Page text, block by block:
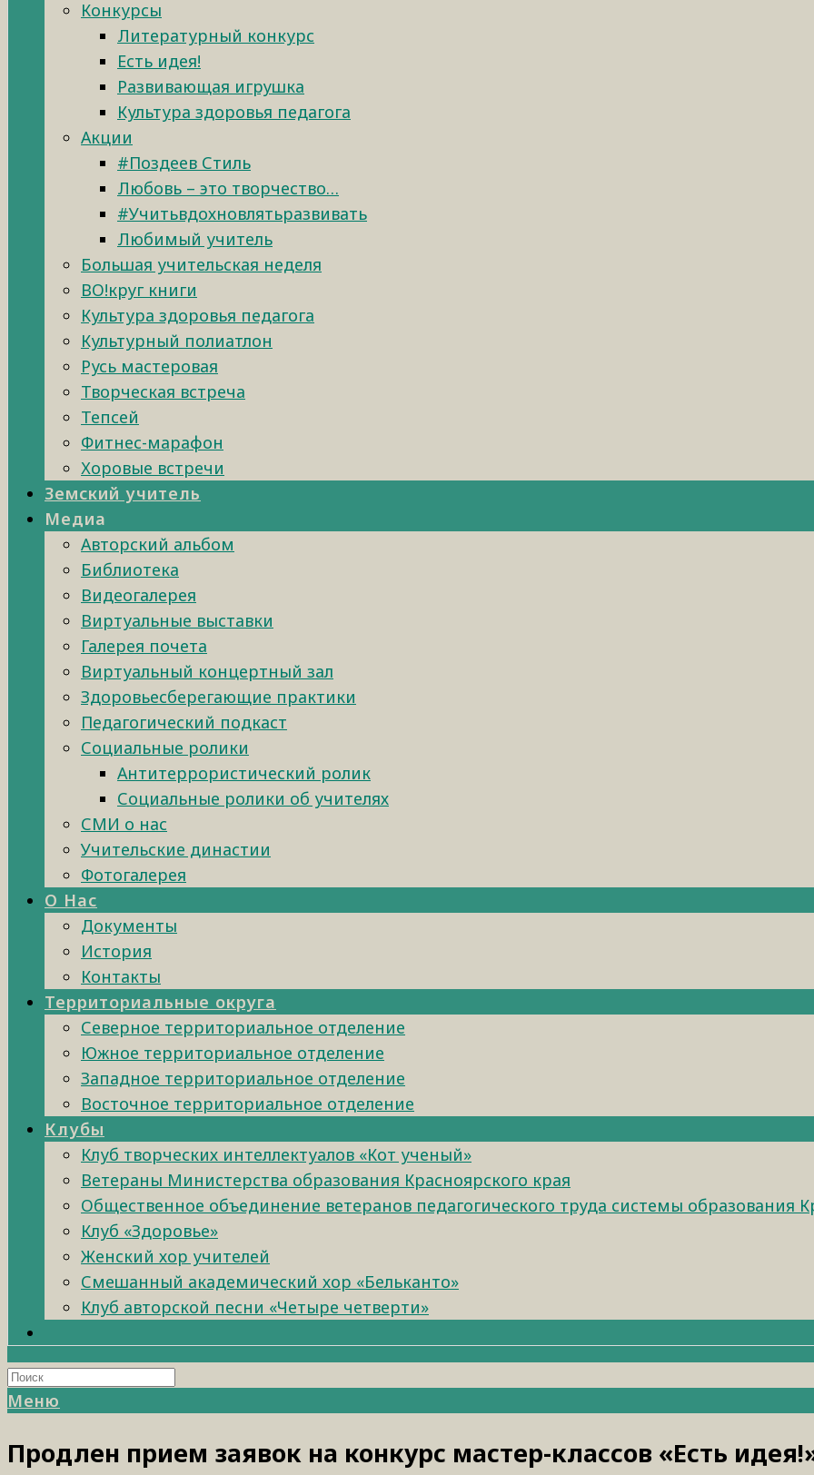
Конкурсы
Литературный конкурс
Есть идея!
Развивающая игрушка
Культура здоровья педагога
Акции
#Поздеев Стиль
Любовь – это творчество…
#Учитьвдохновлятьразвивать
Любимый учитель
Большая учительская неделя
ВО!круг книги
Культура здоровья педагога
Культурный полиатлон
Русь мастеровая
Творческая встреча
Тепсей
Фитнес-марафон
Хоровые встречи
Земский учитель
Медиа
Авторский альбом
Библиотека
Видеогалерея
Виртуальные выставки
Галерея почета
Виртуальный концертный зал
Здоровьесберегающие практики
Педагогический подкаст
Социальные ролики
Антитеррористический ролик
Социальные ролики об учителях
СМИ о нас
Учительские династии
Фотогалерея
О Нас
Документы
История
Контакты
Территориальные округа
Северное территориальное отделение
Южное территориальное отделение
Западное территориальное отделение
Восточное территориальное отделение
Клубы
Клуб творческих интеллектуалов «Кот ученый»
Ветераны Министерства образования Красноярского края
Общественное объединение ветеранов педагогического труда системы образования
Клуб «Здоровье»
Женский хор учителей
Смешанный академический хор «Бельканто»
Клуб авторской песни «Четыре четверти»
Меню
Продлен прием заявок на конкурс мастер-классов «Есть